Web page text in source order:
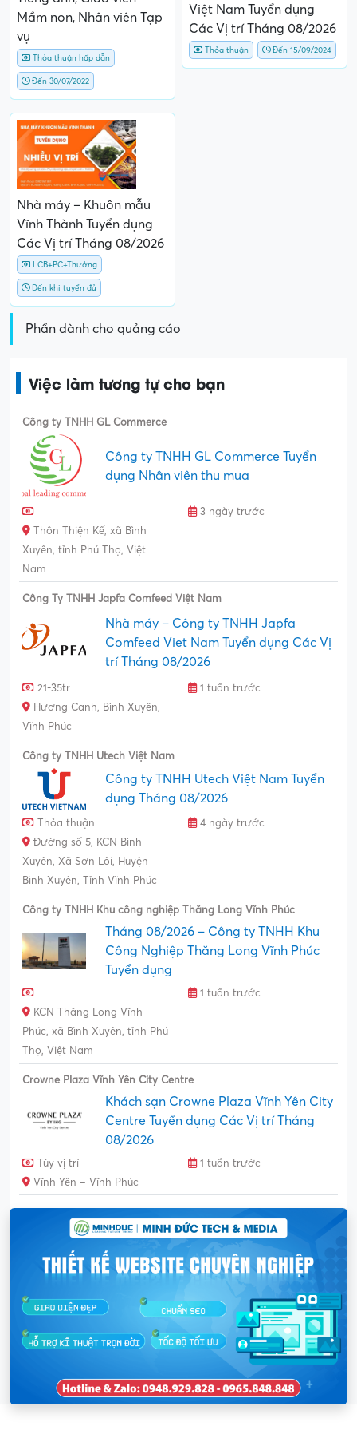
Mầm non, Nhân viên Tạp
vụ
Thỏa thuận hấp dẫn
Đến 30/07/2022
Việt Nam Tuyển dụng
Các Vị trí Tháng 08/2026
Thỏa thuận Đến 15/09/2024
Nhà máy – Khuôn mẫu
Vĩnh Thành Tuyển dụng
Các Vị trí Tháng 08/2026
LCB+PC+Thưởng
Đến khi tuyển đủ
Phần dành cho quảng cáo
Việc làm tương tự cho bạn
Công ty TNHH GL Commerce
Công ty TNHH GL Commerce Tuyển
dụng Nhân viên thu mua
3 ngày trước
Thôn Thiện Kế, xã Bình
Xuyên, tỉnh Phú Thọ, Việt
Nam
Công Ty TNHH Japfa Comfeed Việt Nam
Nhà máy – Công ty TNHH Japfa
Comfeed Viet Nam Tuyển dụng Các Vị
trí Tháng 08/2026
21-35tr
1 tuần trước
Hương Canh, Bình Xuyên,
Vĩnh Phúc
Công ty TNHH Utech Việt Nam
Công ty TNHH Utech Việt Nam Tuyển
dụng Tháng 08/2026
Thỏa thuận
4 ngày trước
Đường số 5, KCN Bình
Xuyên, Xã Sơn Lôi, Huyện
Bình Xuyên, Tỉnh Vĩnh Phúc
Công ty TNHH Khu công nghiệp Thăng Long Vĩnh Phúc
Tháng 08/2026 – Công ty TNHH Khu
Công Nghiệp Thăng Long Vĩnh Phúc
Tuyển dụng
1 tuần trước
KCN Thăng Long Vĩnh
Phúc, xã Bình Xuyên, tỉnh Phú
Thọ, Việt Nam
Crowne Plaza Vĩnh Yên City Centre
Khách sạn Crowne Plaza Vĩnh Yên City
Centre Tuyển dụng Các Vị trí Tháng
08/2026
Tùy vị trí
1 tuần trước
Vĩnh Yên – Vĩnh Phúc